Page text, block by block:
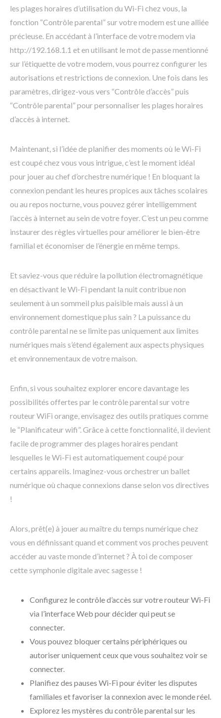
les plages horaires d’utilisation du Wi-Fi chez vous, la
fonction “Contrôle parental” sur votre modem est une alliée
précieuse. En accédant à l’interface de votre modem via
http://192.168.1.1 et en utilisant le mot de passe mentionné
sur l’étiquette de votre modem, vous pourrez configurer les
autorisations et restrictions de connexion. Une fois dans les
paramètres, dirigez-vous vers “Contrôle d’accès” puis
“Contrôle parental” pour personnaliser les plages horaires
d’accès à internet.
Maintenant, si l’idée de planifier des moments où le Wi-Fi
est coupé chez vous vous intrigue, c’est le moment idéal
pour jouer au chef d’orchestre numérique ! En bloquant la
connexion pendant les heures propices aux tâches scolaires
ou au repos nocturne, vous pouvez gérer intelligemment
l’accès à internet au sein de votre foyer. C’est un peu comme
instaurer des règles virtuelles pour améliorer le bien-être
familial et économiser de l’énergie en même temps.
Et saviez-vous que réduire la pollution électromagnétique
en désactivant le Wi-Fi pendant la nuit contribue non
seulement à un sommeil plus paisible mais aussi à un
environnement domestique plus sain ? La puissance du
contrôle parental ne se limite pas uniquement aux limites
numériques mais s’étend également aux aspects physiques
et environnementaux de votre maison.
Enfin, si vous souhaitez explorer encore davantage les
possibilités offertes par le contrôle parental sur votre
routeur WiFi orange, envisagez des outils pratiques comme
le “Planificateur wifi”. Grâce à cette fonctionnalité, il devient
facile de programmer des plages horaires pendant
lesquelles le Wi-Fi est automatiquement coupé pour
certains appareils. Imaginez-vous orchestrer un ballet
numérique où chaque connexions danse selon vos directives
!
Alors, prêt(e) à jouer au maître du temps numérique chez
vous en définissant quand et comment vos proches peuvent
accéder au vaste monde d’internet ? À toi de composer
cette symphonie digitale avec sagesse !
Configurez le contrôle d’accès sur votre routeur Wi-Fi
via l’interface Web pour décider qui peut se
connecter.
Vous pouvez bloquer certains périphériques ou
autoriser uniquement ceux que vous souhaitez voir se
connecter.
Planifiez des pauses Wi-Fi pour éviter les disputes
familiales et favoriser la connexion avec le monde réel.
Explorez les mystères du contrôle parental sur les